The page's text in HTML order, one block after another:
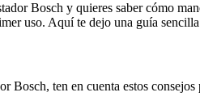
Bosch y quieres saber cómo
uso. Aquí te dejo una guía
Bosch, ten en cuenta estos